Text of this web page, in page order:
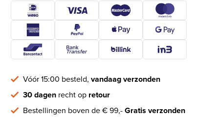
Vóór 15:00 besteld,vandaag verzonden
30 dagen recht op retour
Bestellingen boven de € 99,-Gratis verzonden